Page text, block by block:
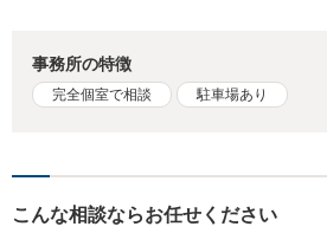
事務所の特徴
完全個室で相談 駐車場あり
こんな相談ならお任せください